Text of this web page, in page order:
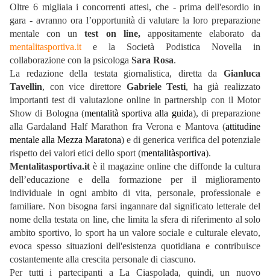
Oltre 6 migliaia i concorrenti attesi, che - prima dell'esordio in
gara - avranno ora l’opportunità di valutare la loro preparazione
mentale con untest on line,appositamente elaborato da
mentalitasportiva.it e la Società Podistica Novella in
collaborazione con la psicologa Sara Rosa.
La redazione della testata giornalistica, diretta da Gianluca
Tavellin, con vice direttore Gabriele Testi, ha già realizzato
importanti test di valutazione online in partnership con il Motor
Show di Bologna (mentalità sportiva alla guida), di preparazione
alla Gardaland Half Marathon fra Verona e Mantova (attitudine
mentale alla Mezza Maratona) e di generica verifica del potenziale
rispetto dei valori etici dello sport (mentalitàsportiva).
Mentalitasportiva.it è il magazine online che diffonde la cultura
dell’educazione e della formazione per il miglioramento
individuale in ogni ambito di vita, personale, professionale e
familiare. Non bisogna farsi ingannare dal significato letterale del
nome della testata on line, che limita la sfera di riferimento al solo
ambito sportivo, lo sport ha un valore sociale e culturale elevato,
evoca spesso situazioni dell'esistenza quotidiana e contribuisce
costantemente alla crescita personale di ciascuno.
Per tutti i partecipanti a La Ciaspolada, quindi, un nuovo